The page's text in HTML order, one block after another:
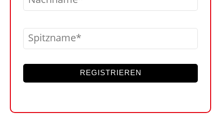
Spitzname
REGISTRIEREN